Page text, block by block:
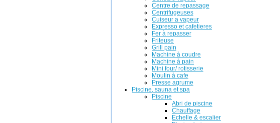
Centre de repassage
Centrifugeuses
Cuiseur a vapeur
Expresso et cafetieres
Fer à repasser
Friteuse
Grill pain
Machine à coudre
Machine à pain
Mini four/ rotisserie
Moulin à cafe
Presse agrume
Piscine, sauna et spa
Piscine
Abri de piscine
Chauffage
Echelle & escalier